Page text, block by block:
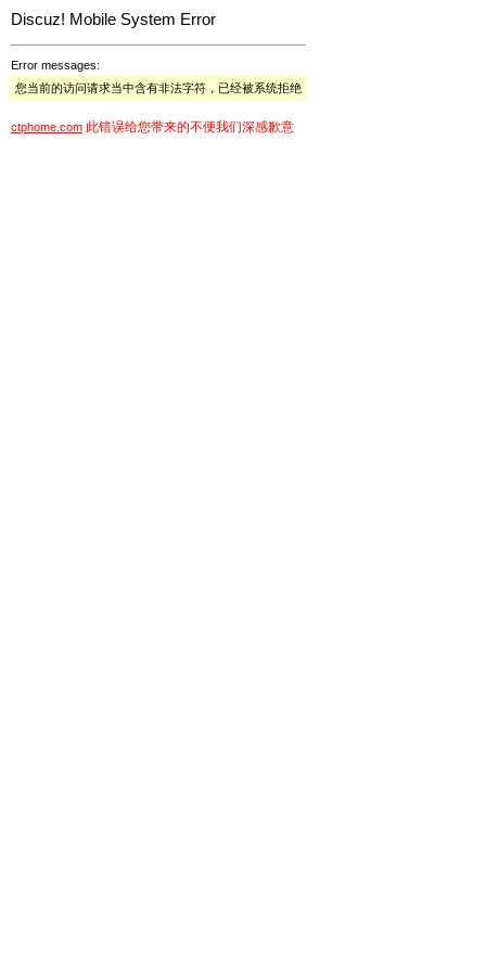
Discuz! Mobile System Error
Error messages:
您当前的访问请求当中含有非法字符，已经被系统拒绝
ctphome.com 此错误给您带来的不便我们深感歉意